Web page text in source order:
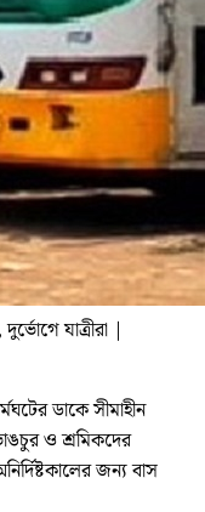
যাত্রীরা |
ডাকে সীমাহীন
ও শ্রমিকদের
জন্য বাস